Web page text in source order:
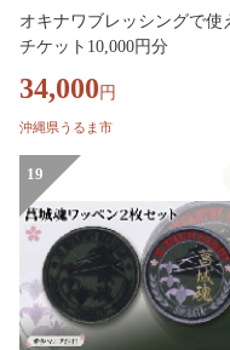
オキナワブレッシングで使
チケット10,000円分
34,000 円
沖縄県うるま市
19